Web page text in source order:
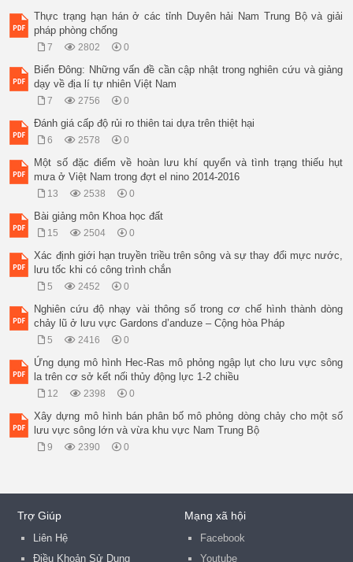
hằng số trong kênh dẫn hở.
Theo phân tích về độ nhạy cảm của từng
thông số khác nhau trong mô hình mưa - dòng
SURR tiêu biểu dựa trên đặc trưng về tính chất
địa chất và thủy văn từng tiểu lưu vực để thực
hiện quá trình tham số hóa, bao gồm các thông
Email: nganltk.imh@gmail.com
Thực trạng hạn hán ở các tỉnh Duyên hải Nam Trung Bộ và giải
pháp phòng chống
7 2802 0
Biển Đông: Những vấn đề cần cập nhật trong nghiên cứu và giảng
dạy về địa lí tự nhiên Việt Nam
7 2756 0
Đánh giá cấp độ rủi ro thiên tai dựa trên thiệt hại
6 2578 0
Một số đặc điểm về hoàn lưu khí quyển và tình trạng thiếu hụt
mưa ở Việt Nam trong đợt el nino 2014-2016
13 2538 0
Bài giảng môn Khoa học đất
15 2504 0
Xác định giới hạn truyền triều trên sông và sự thay đổi mực nước,
lưu tốc khi có công trình chắn
5 2452 0
Nghiên cứu độ nhạy vài thông số trong cơ chế hình thành dòng
chảy lũ ở lưu vực Gardons d’anduze – Cộng hòa Pháp
5 2416 0
Ứng dụng mô hình Hec-Ras mô phỏng ngập lụt cho lưu vực sông
la trên cơ sở kết nối thủy động lực 1-2 chiều
12 2398 0
Xây dựng mô hình bán phân bố mô phỏng dòng chảy cho một số
lưu vực sông lớn và vừa khu vực Nam Trung Bộ
9 2390 0
Trợ Giúp
Liên Hệ
Điều Khoản Sử Dụng
Mạng xã hội
Facebook
Youtube